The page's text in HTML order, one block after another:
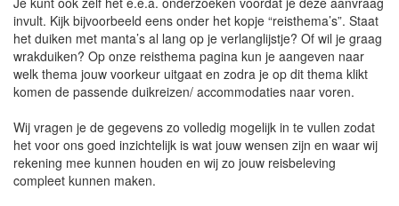
invult. Kijk bijvoorbeeld eens onder het kopje “reisthema’s”. Staat
het duiken met manta’s al lang op je verlanglijstje? Of wil je graag
wrakduiken? Op onze reisthema pagina kun je aangeven naar
welk thema jouw voorkeur uitgaat en zodra je op dit thema klikt
komen de passende duikreizen/ accommodaties naar voren.
Wij vragen je de gegevens zo volledig mogelijk in te vullen zodat
het voor ons goed inzichtelijk is wat jouw wensen zijn en waar wij
rekening mee kunnen houden en wij zo jouw reisbeleving
compleet kunnen maken.